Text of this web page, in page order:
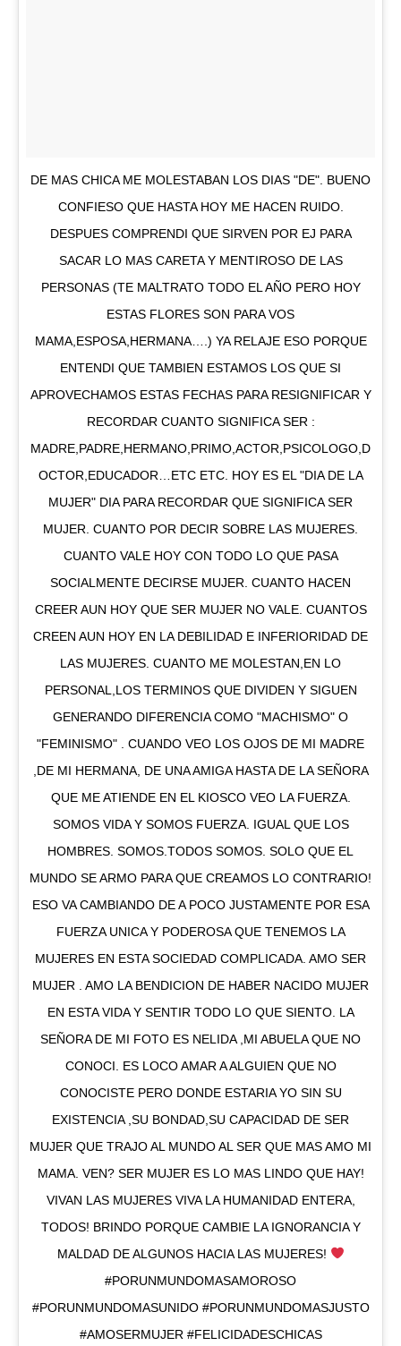
DE MAS CHICA ME MOLESTABAN LOS DIAS "DE". BUENO
CONFIESO QUE HASTA HOY ME HACEN RUIDO.
DESPUES COMPRENDI QUE SIRVEN POR EJ PARA
SACAR LO MAS CARETA Y MENTIROSO DE LAS
PERSONAS (TE MALTRATO TODO EL AÑO PERO HOY
ESTAS FLORES SON PARA VOS
MAMA,ESPOSA,HERMANA….) YA RELAJE ESO PORQUE
ENTENDI QUE TAMBIEN ESTAMOS LOS QUE SI
APROVECHAMOS ESTAS FECHAS PARA RESIGNIFICAR Y
RECORDAR CUANTO SIGNIFICA SER :
MADRE,PADRE,HERMANO,PRIMO,ACTOR,PSICOLOGO,D
OCTOR,EDUCADOR…ETC ETC. HOY ES EL "DIA DE LA
MUJER" DIA PARA RECORDAR QUE SIGNIFICA SER
MUJER. CUANTO POR DECIR SOBRE LAS MUJERES.
CUANTO VALE HOY CON TODO LO QUE PASA
SOCIALMENTE DECIRSE MUJER. CUANTO HACEN
CREER AUN HOY QUE SER MUJER NO VALE. CUANTOS
CREEN AUN HOY EN LA DEBILIDAD E INFERIORIDAD DE
LAS MUJERES. CUANTO ME MOLESTAN,EN LO
PERSONAL,LOS TERMINOS QUE DIVIDEN Y SIGUEN
GENERANDO DIFERENCIA COMO "MACHISMO" O
"FEMINISMO" . CUANDO VEO LOS OJOS DE MI MADRE
,DE MI HERMANA, DE UNA AMIGA HASTA DE LA SEÑORA
QUE ME ATIENDE EN EL KIOSCO VEO LA FUERZA.
SOMOS VIDA Y SOMOS FUERZA. IGUAL QUE LOS
HOMBRES. SOMOS.TODOS SOMOS. SOLO QUE EL
MUNDO SE ARMO PARA QUE CREAMOS LO CONTRARIO!
ESO VA CAMBIANDO DE A POCO JUSTAMENTE POR ESA
FUERZA UNICA Y PODEROSA QUE TENEMOS LA
MUJERES EN ESTA SOCIEDAD COMPLICADA. AMO SER
MUJER . AMO LA BENDICION DE HABER NACIDO MUJER
EN ESTA VIDA Y SENTIR TODO LO QUE SIENTO. LA
SEÑORA DE MI FOTO ES NELIDA ,MI ABUELA QUE NO
CONOCI. ES LOCO AMAR A ALGUIEN QUE NO
CONOCISTE PERO DONDE ESTARIA YO SIN SU
EXISTENCIA ,SU BONDAD,SU CAPACIDAD DE SER
MUJER QUE TRAJO AL MUNDO AL SER QUE MAS AMO MI
MAMA. VEN? SER MUJER ES LO MAS LINDO QUE HAY!
VIVAN LAS MUJERES VIVA LA HUMANIDAD ENTERA,
TODOS! BRINDO PORQUE CAMBIE LA IGNORANCIA Y
MALDAD DE ALGUNOS HACIA LAS MUJERES!
#PORUNMUNDOMASAMOROSO
#PORUNMUNDOMASUNIDO #PORUNMUNDOMASJUSTO
#AMOSERMUJER #FELICIDADESCHICAS